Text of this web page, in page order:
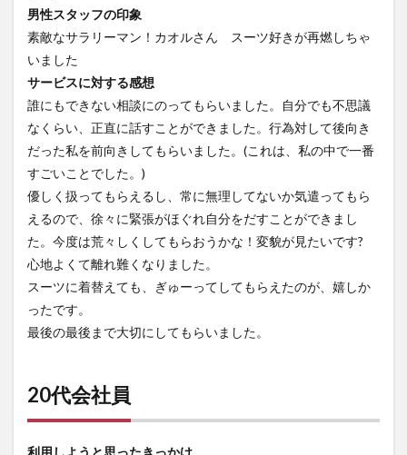
男性スタッフの印象
素敵なサラリーマン！カオルさん スーツ好きが再燃しちゃ
いました
サービスに対する感想
誰にもできない相談にのってもらいました。自分でも不思議
なくらい、正直に話すことができました。行為対して後向き
だった私を前向きしてもらいました。(これは、私の中で一番
すごいことでした。)
優しく扱ってもらえるし、常に無理してないか気遣ってもら
えるので、徐々に緊張がほぐれ自分をだすことができまし
た。今度は荒々しくしてもらおうかな！変貌が見たいです?
心地よくて離れ難くなりました。
スーツに着替えても、ぎゅーってしてもらえたのが、嬉しか
ったです。
最後の最後まで大切にしてもらいました。
20代会社員
利用しようと思ったきっかけ